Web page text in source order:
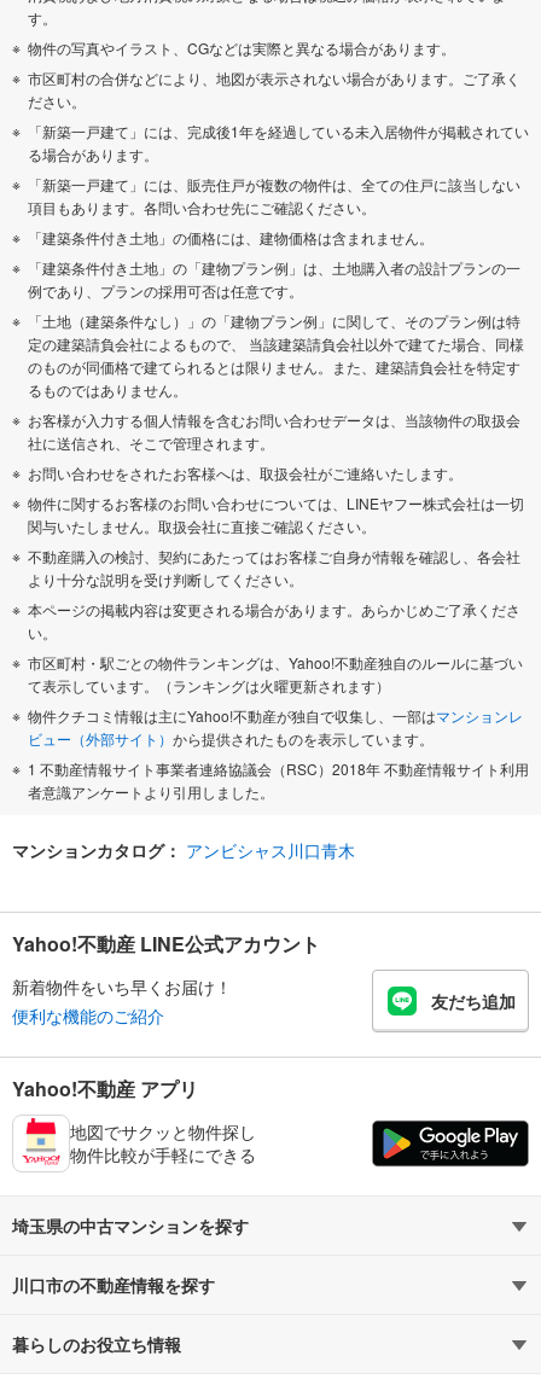
す。
物件の写真やイラスト、CGなどは実際と異なる場合があります。
市区町村の合併などにより、地図が表示されない場合があります。ご了承く
ださい。
「新築一戸建て」には、完成後1年を経過している未入居物件が掲載されてい
る場合があります。
「新築一戸建て」には、販売住戸が複数の物件は、全ての住戸に該当しない
項目もあります。各問い合わせ先にご確認ください。
「建築条件付き土地」の価格には、建物価格は含まれません。
「建築条件付き土地」の「建物プラン例」は、土地購入者の設計プランの一
例であり、プランの採用可否は任意です。
「土地（建築条件なし）」の「建物プラン例」に関して、そのプラン例は特
定の建築請負会社によるもので、 当該建築請負会社以外で建てた場合、同様
のものが同価格で建てられるとは限りません。また、建築請負会社を特定す
るものではありません。
お客様が入力する個人情報を含むお問い合わせデータは、当該物件の取扱会
社に送信され、そこで管理されます。
お問い合わせをされたお客様へは、取扱会社がご連絡いたします。
物件に関するお客様のお問い合わせについては、LINEヤフー株式会社は一切
関与いたしません。取扱会社に直接ご確認ください。
不動産購入の検討、契約にあたってはお客様ご自身が情報を確認し、各会社
より十分な説明を受け判断してください。
本ページの掲載内容は変更される場合があります。あらかじめご了承くださ
い。
市区町村・駅ごとの物件ランキングは、Yahoo!不動産独自のルールに基づい
て表示しています。（ランキングは火曜更新されます）
物件クチコミ情報は主にYahoo!不動産が独自で収集し、一部はマンションレ
ビュー（外部サイト） から提供されたものを表示しています。
1 不動産情報サイト事業者連絡協議会（RSC）2018年 不動産情報サイト利用
者意識アンケートより引用しました。
マンションカタログ： アンビシャス川口青木
Yahoo!不動産 LINE公式アカウント
新着物件をいち早くお届け！
便利な機能のご紹介
友だち追加
Yahoo!不動産 アプリ
地図でサクッと物件探し
物件比較が手軽にできる
埼玉県の中古マンションを探す
路線・駅から探す
通勤・通学時間から探す
川口市の不動産情報を探す
不動産・住宅
暮らしのお役立ち情報